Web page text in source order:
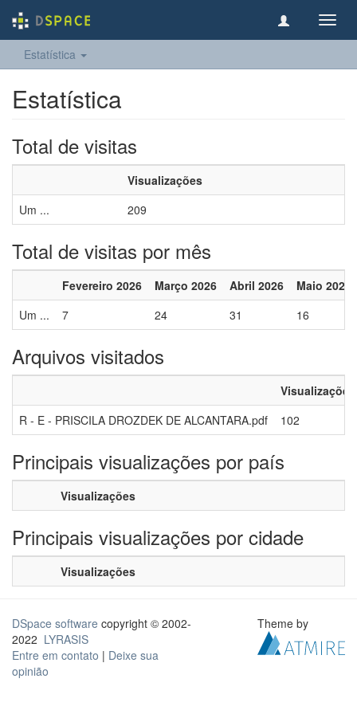
Estatística
Estatística
Total de visitas
Visualizações
Um ...
209
Total de visitas por mês
Fevereiro 2026 Março 2026 Abril 2026
Maio 2026
Um ...
7 24 31 16
Arquivos visitados
Visualizações
R - E - PRISCILA DROZDEK DE ALCANTARA.pdf
102
Principais visualizações por país
Visualizações
Principais visualizações por cidade
Visualizações
DSpace software copyright © 2002-
2022 LYRASIS
Entre em contato | Deixe sua
opinião
Theme by